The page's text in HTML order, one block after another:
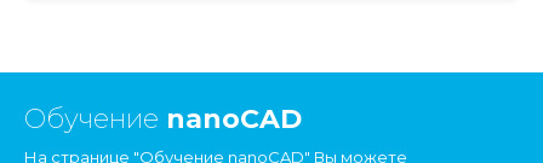
Обучение nanoCAD
На странице "Обучение nanoCAD" Вы можете